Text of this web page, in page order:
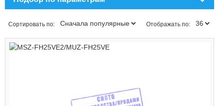
Сортировать по: Отображать по: